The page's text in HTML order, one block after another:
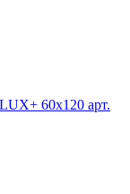
60x120 арт.